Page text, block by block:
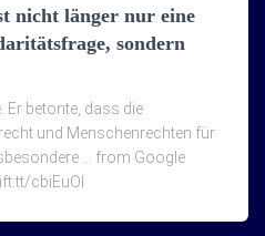
nicht länger nur eine
sondern
Er betonte, dass die
und Menschenrechten für
… from Google
cbiEuOI